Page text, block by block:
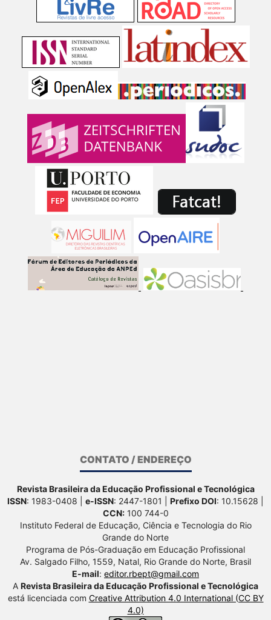
CONTATO / ENDEREÇO
Revista Brasileira da Educação Profissional e Tecnológica
ISSN: 1983-0408 | e-ISSN: 2447-1801 | Prefixo DOI: 10.15628 |
CCN:100 744-0
Instituto Federal de Educação, Ciência e Tecnologia do Rio
Grande do Norte
Programa de Pós-Graduação em Educação Profissional
Av. Salgado Filho, 1559, Natal, Rio Grande do Norte, Brasil
E-mail: editor.rbept@gmail.com
A Revista Brasileira da Educação Profissional e Tecnológica
está licenciada com Creative Attribution 4.0 International (CC BY
4.0)